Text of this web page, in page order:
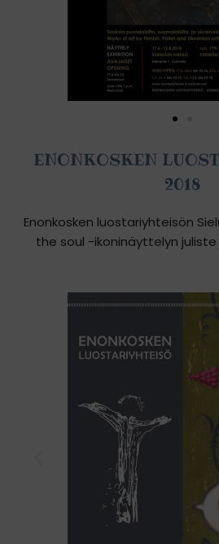
ENONKOSKEN
2018
Enonkosken luostariyhteisön
the soul -ikoninäyttelyn